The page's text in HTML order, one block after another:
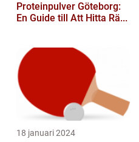
Proteinpulver Göteborg:
En Guide till Att Hitta Rä...
18 januari 2024